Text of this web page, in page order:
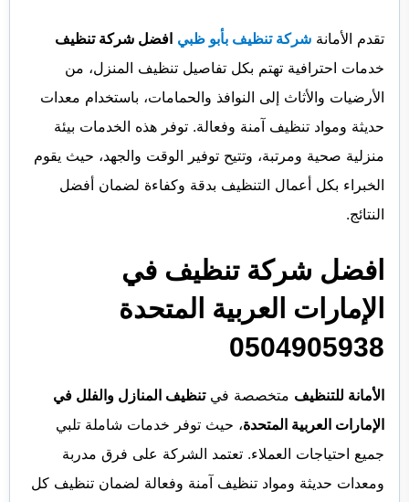
تقدم الأمانة شركة تنظيف بأبو ظبي افضل شركة تنظيف
خدمات احترافية تهتم بكل تفاصيل تنظيف المنزل، من
الأرضيات والأثاث إلى النوافذ والحمامات، باستخدام معدات
حديثة ومواد تنظيف آمنة وفعالة. توفر هذه الخدمات بيئة
منزلية صحية ومرتبة، وتتيح توفير الوقت والجهد، حيث يقوم
الخبراء بكل أعمال التنظيف بدقة وكفاءة لضمان أفضل
النتائج.
افضل شركة تنظيف في
الإمارات العربية المتحدة
0504905938
الأمانة للتنظيف متخصصة فيتنظيف المنازل والفلل في
الإمارات العربية المتحدة، حيث توفر خدمات شاملة تلبي
جميع احتياجات العملاء. تعتمد الشركة على فرق مدربة
ومعدات حديثة ومواد تنظيف آمنة وفعالة لضمان تنظيف كل